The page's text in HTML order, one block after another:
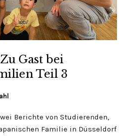
Gast bei
Teil 3
Berichte von Studierenden,
Familie in Düsseldorf